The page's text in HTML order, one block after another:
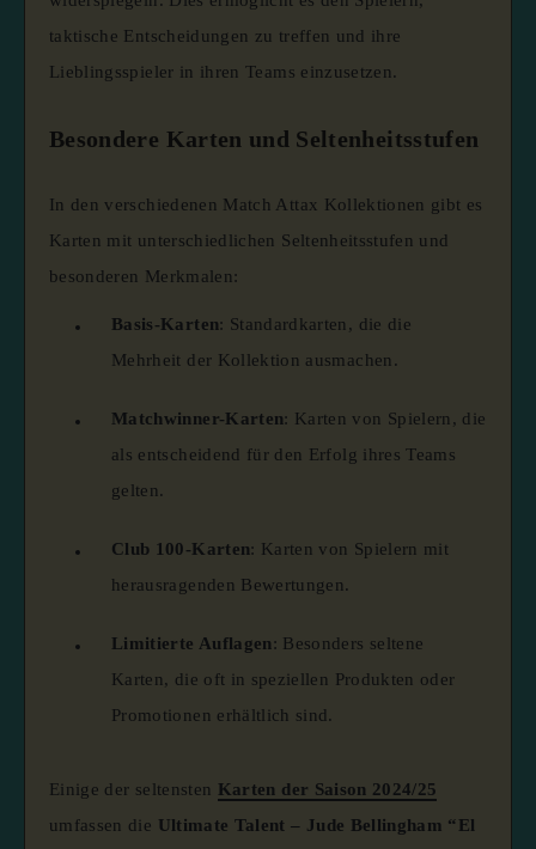
taktische Entscheidungen zu treffen und ihre
Lieblingsspieler in ihren Teams einzusetzen.
Besondere Karten und Seltenheitsstufen
In den verschiedenen Match Attax Kollektionen gibt es
Karten mit unterschiedlichen Seltenheitsstufen und
besonderen Merkmalen:
Basis-Karten: Standardkarten, die die
Mehrheit der Kollektion ausmachen.
Matchwinner-Karten: Karten von Spielern, die
als entscheidend für den Erfolg ihres Teams
gelten.
Club 100-Karten: Karten von Spielern mit
herausragenden Bewertungen.
Limitierte Auflagen: Besonders seltene
Karten, die oft in speziellen Produkten oder
Promotionen erhältlich sind.
Einige der seltensten Karten der Saison 2024/25
umfassen die Ultimate Talent – Jude Bellingham “El